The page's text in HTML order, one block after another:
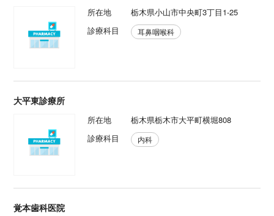
所在地
栃木県小山市中央町3丁目1-25
診療科目
耳鼻咽喉科
大平東診療所
所在地
栃木県栃木市大平町横堀808
診療科目
内科
覚本歯科医院